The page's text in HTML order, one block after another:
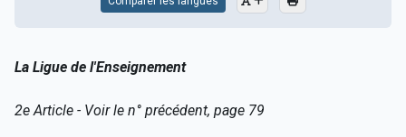
La Ligue de l'Enseignement
2e Article - Voir le n° précédent, page 79